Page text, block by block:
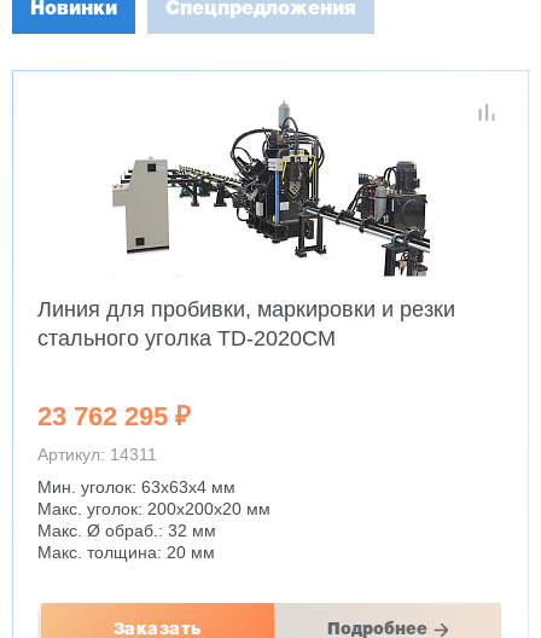
Новинки Спецпредложения
Линия для пробивки, маркировки и резки
стального уголка TD-2020CM
23 762 295 ₽
Артикул: 14311
Мин. уголок: 63x63x4 мм
Макс. уголок: 200x200x20 мм
Макс. Ø обраб.: 32 мм
Макс. толщина: 20 мм
Заказать Подробнее